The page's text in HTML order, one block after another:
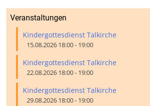
Veranstaltungen
Kindergottesdienst Talkirche
15.08.2026 18:00 - 19:00
Kindergottesdienst Talkirche
22.08.2026 18:00 - 19:00
Kindergottesdienst Talkirche
29.08.2026 18:00 - 19:00